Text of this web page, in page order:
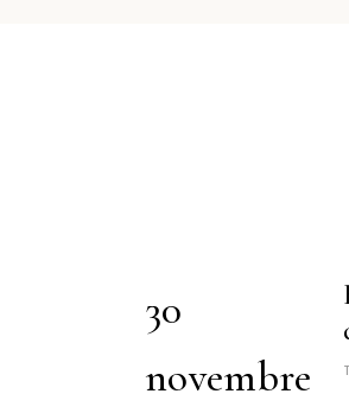
30
novembre